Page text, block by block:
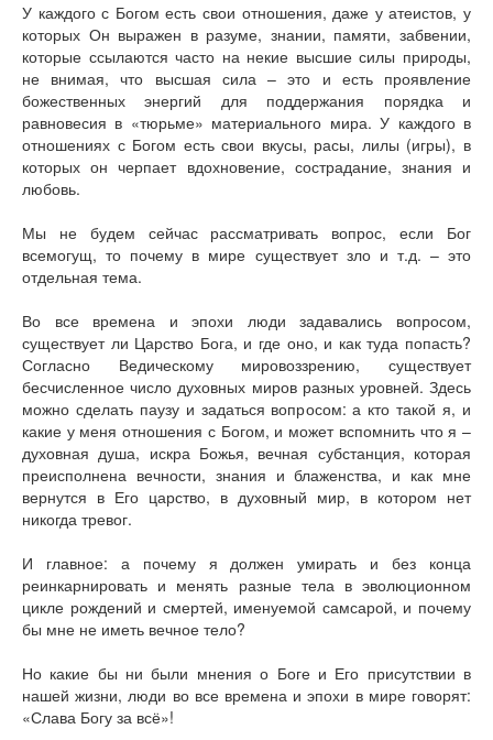
У каждого с Богом есть свои отношения, даже у атеистов, у
которых Он выражен в разуме, знании, памяти, забвении,
которые ссылаются часто на некие высшие силы природы,
не внимая, что высшая сила – это и есть проявление
божественных энергий для поддержания порядка и
равновесия в «тюрьме» материального мира. У каждого в
отношениях с Богом есть свои вкусы, расы, лилы (игры), в
которых он черпает вдохновение, сострадание, знания и
любовь.
Мы не будем сейчас рассматривать вопрос, если Бог
всемогущ, то почему в мире существует зло и т.д. – это
отдельная тема.
Во все времена и эпохи люди задавались вопросом,
существует ли Царство Бога, и где оно, и как туда попасть?
Согласно Ведическому мировоззрению, существует
бесчисленное число духовных миров разных уровней. Здесь
можно сделать паузу и задаться вопросом: а кто такой я, и
какие у меня отношения с Богом, и может вспомнить что я –
духовная душа, искра Божья, вечная субстанция, которая
преисполнена вечности, знания и блаженства, и как мне
вернутся в Его царство, в духовный мир, в котором нет
никогда тревог.
И главное: а почему я должен умирать и без конца
реинкарнировать и менять разные тела в эволюционном
цикле рождений и смертей, именуемой самсарой, и почему
бы мне не иметь вечное тело?
Но какие бы ни были мнения о Боге и Его присутствии в
нашей жизни, люди во все времена и эпохи в мире говорят:
«Слава Богу за всё»!